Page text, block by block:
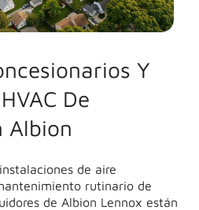
Y
De
Albion
de aire
rutinario de
de Albion Lennox están